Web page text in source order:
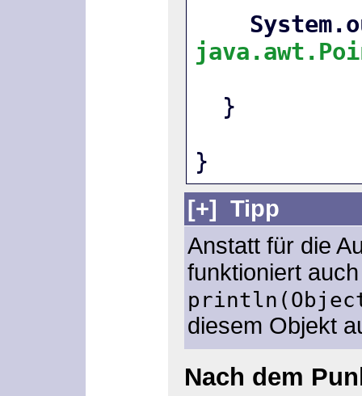
  }
}
[+] Tipp
Anstatt für die
funktioniert
diesem Objekt
Nach dem